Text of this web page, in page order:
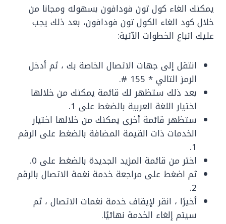
يمكنك الغاء كول تون فودافون بسهوله ومجانا من
خلال كود الغاء الكول تون فودافون، بعد ذلك يجب
عليك اتباع الخطوات الآتية:
انتقل إلى جهات الاتصال الخاصة بك ، ثم أدخل
الرمز التالي * 155 #.
بعد ذلك ستظهر لك قائمة يمكنك من خلالها
اختيار اللغة العربية بالضغط على 1.
ستظهر قائمة أخرى يمكنك من خلالها اختيار
الخدمات ذات القيمة المضافة بالضغط على الرقم
1.
اختر من قائمة المزيد الجديدة بالضغط على 0.
ثم اضغط على مراجعة خدمة نغمة الاتصال بالرقم
2.
أخيرًا ، انقر لإيقاف خدمة نغمات الاتصال ، ثم
سيتم إلغاء الخدمة نهائيًا.